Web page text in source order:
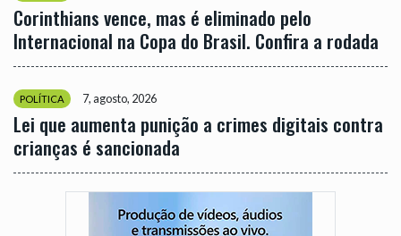
Corinthians vence, mas é eliminado pelo
Internacional na Copa do Brasil. Confira a rodada
POLÍTICA 7, agosto, 2026
Lei que aumenta punição a crimes digitais contra
crianças é sancionada